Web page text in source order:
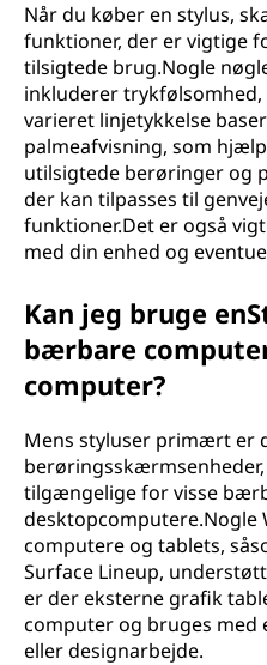
Når du køber en stylus,
funktioner, der er vigtige
tilsigtede brug.Nogle
inkluderer
varieret linjetykkelse
palmeafvisning, som
utilsigtede berøringer og
der kan tilpasses til
funktioner.Det er også
med din enhed og
Kan jeg bruge
bærbare
computer?
Mens styluser primært er
tilgængelige for visse
desktopcomputere.Nogle
computere og tablets,
Surface Lineup,
er der eksterne grafik
computer og bruges med
eller designarbejde.